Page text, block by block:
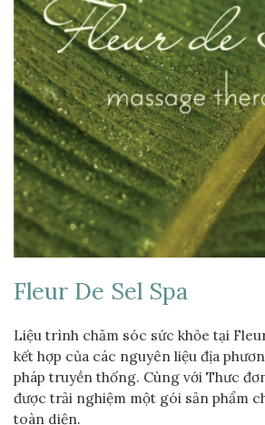
Fleur De Sel Spa
Liệu trình chăm sóc sức khỏe tại
kết hợp của các nguyên liệu địa
pháp truyền thống. Cùng với Thưc
được trải nghiệm một gói sản phẩm
toàn diện.